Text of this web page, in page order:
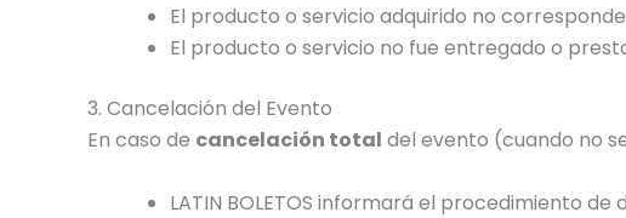
El producto o servicio adquirido no
El producto o servicio no fue entregado o
3. Cancelación del Evento
En caso de cancelación total del evento (cuando no
LATIN BOLETOS informará el procedimiento